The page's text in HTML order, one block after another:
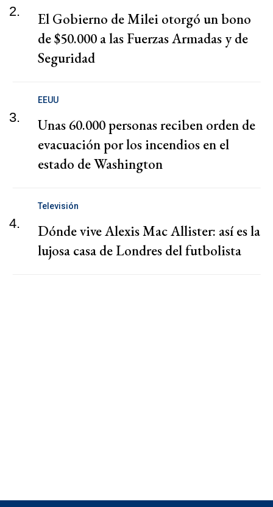
2.
El Gobierno de Milei otorgó un bono
de $50.000 a las Fuerzas Armadas y de
Seguridad
3.
EEUU
Unas 60.000 personas reciben orden de
evacuación por los incendios en el
estado de Washington
4.
Televisión
Dónde vive Alexis Mac Allister: así es la
lujosa casa de Londres del futbolista